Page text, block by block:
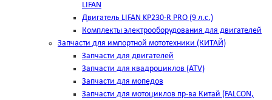
LIFAN
Двигатель LIFAN KP230-R PRO (9 л.с.)
Комплекты электрооборудования для двигателей
Запчасти для импортной мототехники (КИТАЙ)
Запчасти для двигателей
Запчасти для квадроциклов (ATV)
Запчасти для мопедов
Запчасти для мотоциклов пр-ва Китай (FALCON,